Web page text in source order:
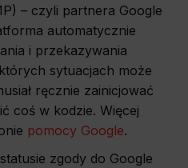
– czyli partnera Google
automatycznie
i przekazywania
sytuacjach może
ręcznie zainicjować
coś w kodzie. Więcej
pomocy Google.
zgody do Google